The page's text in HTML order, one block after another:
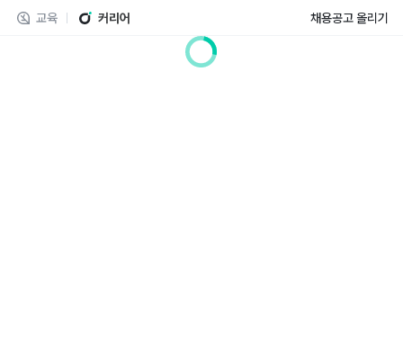
교육 커리어 채용공고 올리기